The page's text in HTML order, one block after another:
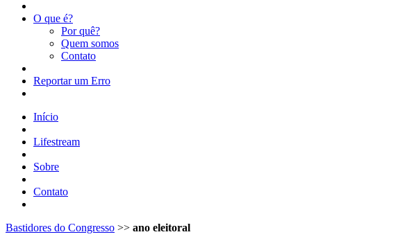
O que é?
Por quê?
Quem somos
Contato
Reportar um Erro
Início
Lifestream
Sobre
Contato
Bastidores do Congresso >> ano eleitoral